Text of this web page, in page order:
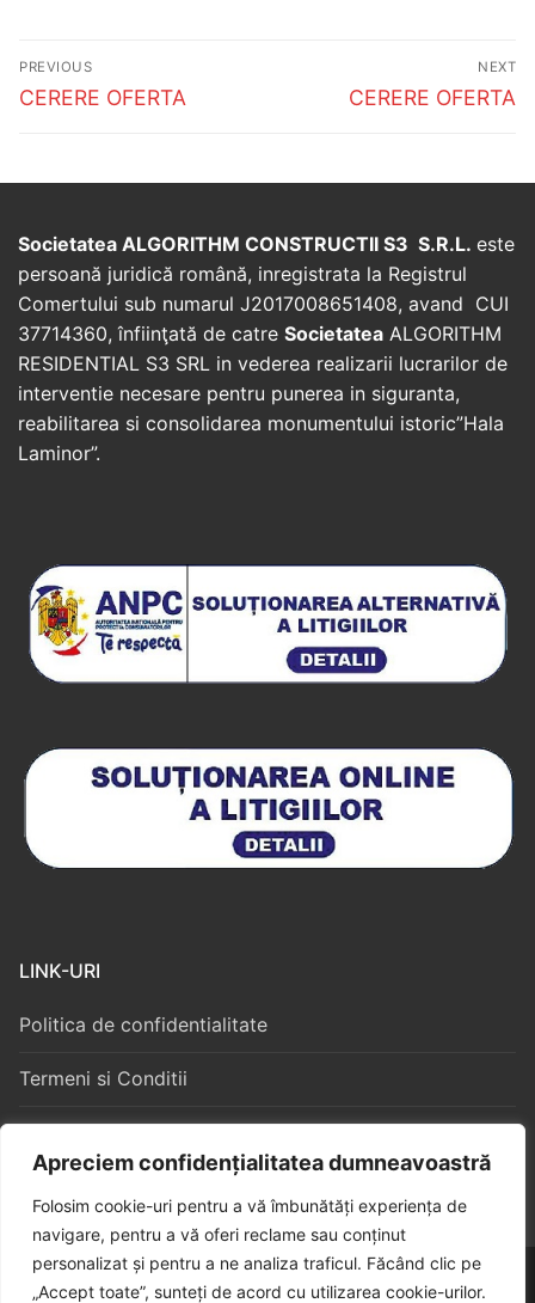
Apreciem confidențialitatea dumneavoastră
Folosim cookie-uri pentru a vă îmbunătăți experiența de
navigare, pentru a vă oferi reclame sau conținut
personalizat și pentru a ne analiza traficul. Făcând clic pe
„Accept toate”, sunteți de acord cu utilizarea cookie-urilor.
Post
navigation
PREVIOUS
Previous
CERERE OFERTA
NEXT
Next
CERERE OFERTA
Societatea ALGORITHM CONSTRUCTII S3 S.R.L. este
persoană juridică română, inregistrata la Registrul
Comertului sub numarul J2017008651408, avand CUI
37714360, înfiinţată de catre Societatea ALGORITHM
RESIDENTIAL S3 SRL in vederea realizarii lucrarilor de
interventie necesare pentru punerea in siguranta,
reabilitarea si consolidarea monumentului istoric”Hala
Laminor”.
LINK-URI
Politica de confidentialitate
Termeni si Conditii
Copyright © 2026 – Algorithm Constructii S3